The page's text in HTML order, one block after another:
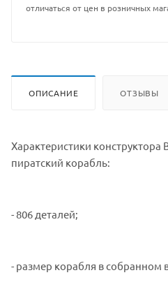
отличаться от цен в розничных
ОПИСАНИЕ ОТЗЫВЫ
Характеристики конструктора
пиратский корабль:
- 806 деталей;
- размер корабля в собранном